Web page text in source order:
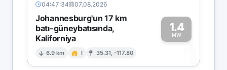
04:47:34 07.08.2026
Johannesburg'un 17 km
batı-güneybatısında,
Kaliforniya
6.9 km I 35.31, -117.80
1.4
MW
1